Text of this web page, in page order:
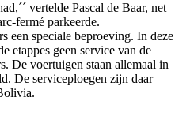
vertelde Pascal de Baar, net
fermé parkeerde.
een speciale beproeving. In deze
etappes geen service van de
De voertuigen staan allemaal in
De serviceploegen zijn daar